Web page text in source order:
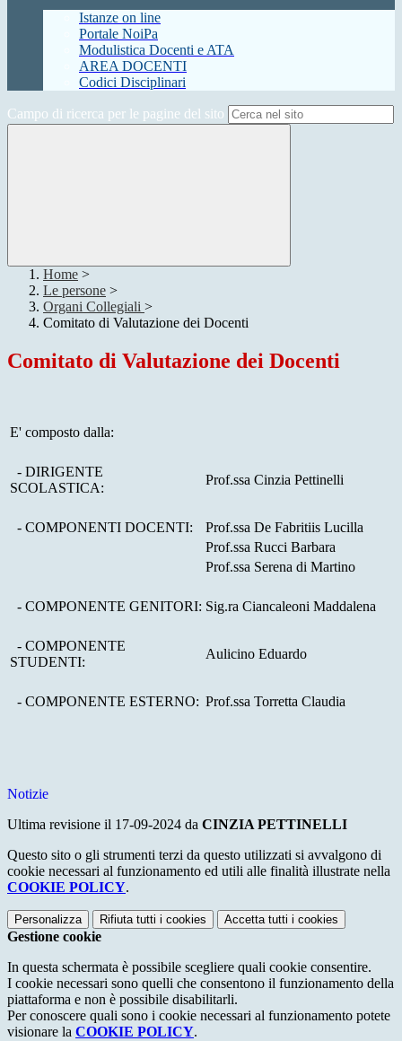
Istanze on line
Portale NoiPa
Modulistica Docenti e ATA
AREA DOCENTI
Codici Disciplinari
Campo di ricerca per le pagine del sito
Home >
Le persone >
Organi Collegiali >
Comitato di Valutazione dei Docenti
Comitato di Valutazione dei Docenti
E' composto dalla:
- DIRIGENTE
SCOLASTICA:
Prof.ssa Cinzia Pettinelli
- COMPONENTI DOCENTI:
Prof.ssa De Fabritiis Lucilla
Prof.ssa Rucci Barbara
Prof.ssa Serena di Martino
- COMPONENTE GENITORI: Sig.ra Ciancaleoni Maddalena
- COMPONENTE
STUDENTI:
Aulicino Eduardo
- COMPONENTE ESTERNO: Prof.ssa Torretta Claudia
Notizie
Ultima revisione il 17-09-2024 da CINZIA PETTINELLI
Questo sito o gli strumenti terzi da questo utilizzati si avvalgono di
cookie necessari al funzionamento ed utili alle finalità illustrate nella
COOKIE POLICY.
Personalizza Rifiuta tutti i cookies Accetta tutti i cookies
Gestione cookie
In questa schermata è possibile scegliere quali cookie consentire.
I cookie necessari sono quelli che consentono il funzionamento della
piattaforma e non è possibile disabilitarli.
Per conoscere quali sono i cookie necessari al funzionamento potete
visionare la COOKIE POLICY.